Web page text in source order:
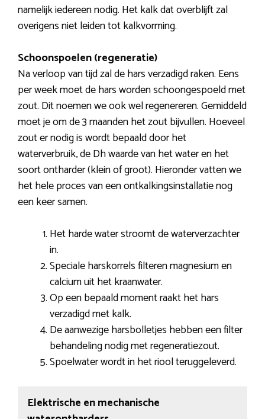
namelijk iedereen nodig. Het kalk dat overblijft zal
overigens niet leiden tot kalkvorming.
Schoonspoelen (regeneratie)
Na verloop van tijd zal de hars verzadigd raken. Eens
per week moet de hars worden schoongespoeld met
zout. Dit noemen we ook wel regenereren. Gemiddeld
moet je om de 3 maanden het zout bijvullen. Hoeveel
zout er nodig is wordt bepaald door het
waterverbruik, de Dh waarde van het water en het
soort ontharder (klein of groot). Hieronder vatten we
het hele proces van een ontkalkingsinstallatie nog
een keer samen.
Het harde water stroomt de waterverzachter
in.
Speciale harskorrels filteren magnesium en
calcium uit het kraanwater.
Op een bepaald moment raakt het hars
verzadigd met kalk.
De aanwezige harsbolletjes hebben een filter
behandeling nodig met regeneratiezout.
Spoelwater wordt in het riool teruggeleverd.
Elektrische en mechanische